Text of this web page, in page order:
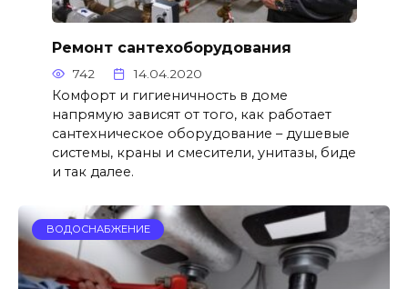
Ремонт сантехоборудования
742 14.04.2020
Комфорт и гигиеничность в доме
напрямую зависят от того, как работает
сантехническое оборудование – душевые
системы, краны и смесители, унитазы, биде
и так далее.
ВОДОСНАБЖЕНИЕ